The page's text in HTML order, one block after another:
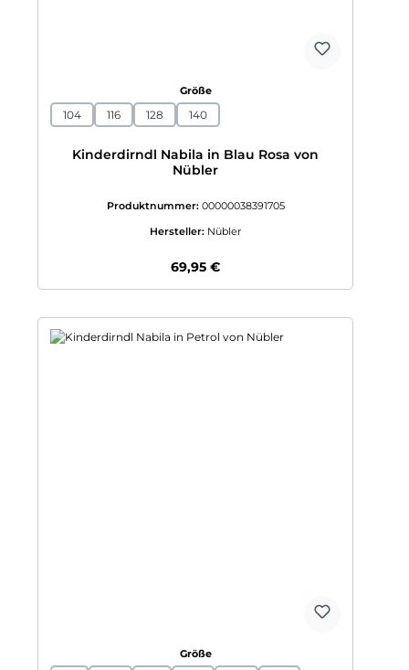
Größeauswählen
104 116 128 140
Kinderdirndl Nabila in Blau Rosa von
Nübler
Produktnummer: 00000038391705
Hersteller: Nübler
Regulärer Preis:
69,95 €
Größeauswählen